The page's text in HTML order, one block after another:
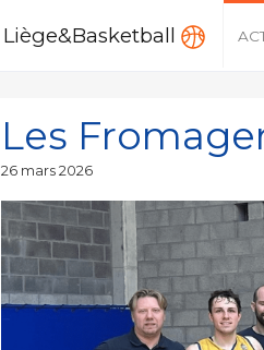
Liège&Basketball
Les
Publié
26 mars 2026